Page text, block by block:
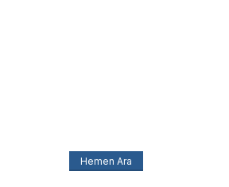
Hemen Ara